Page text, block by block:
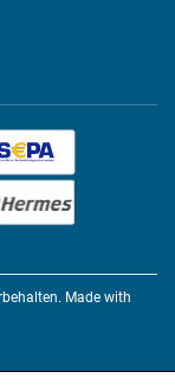
Made with